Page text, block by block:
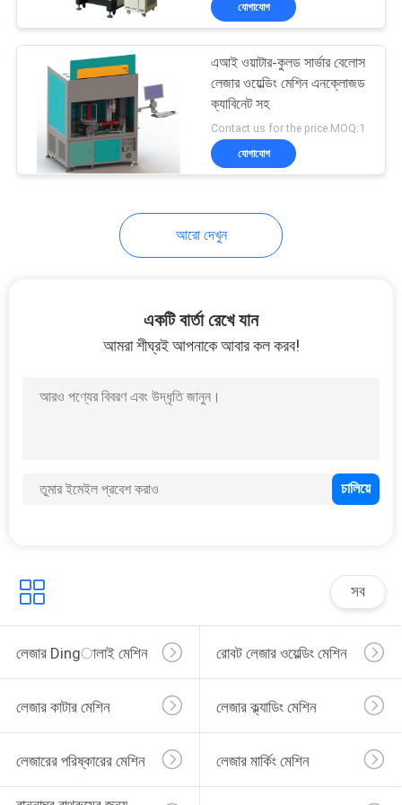
হার্ডওয়্যার লেজার মেশিন
শিল্প লেজার মেশিন
যোগাযোগ
এআই ওয়াটার-কুলড সার্ভার বেলোস
লেজার ওয়েল্ডিং মেশিন এনক্লোজড
ক্যাবিনেট সহ
Contact us for the price MOQ:1
যোগাযোগ
আরো দেখুন
একটি বার্তা রেখে যান
আমরা শীঘ্রই আপনাকে আবার কল করব!
সব
লেজার Dingালাই মেশিন রোবট লেজার ওয়েল্ডিং মেশিন
লেজার কাটার মেশিন লেজার ক্ল্যাডিং মেশিন
লেজারের পরিষ্কারের মেশিন লেজার মার্কিং মেশিন